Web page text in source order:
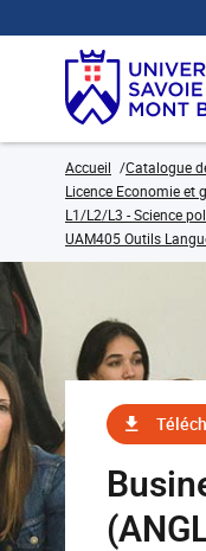
Accueil Catalogue
Licence Economie et
L1/L2/L3 - Science
UAM405 Outils